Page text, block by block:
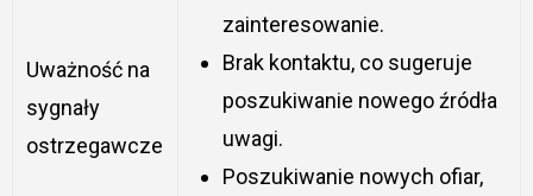
Uważność na
sygnały
ostrzegawcze
zainteresowanie.
Brak kontaktu, co sugeruje
poszukiwanie nowego źródła
uwagi.
Poszukiwanie nowych ofiar,